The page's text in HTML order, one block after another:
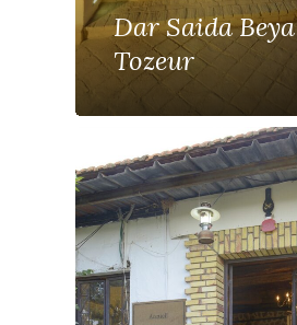
Dar Saida Beya
Tozeur